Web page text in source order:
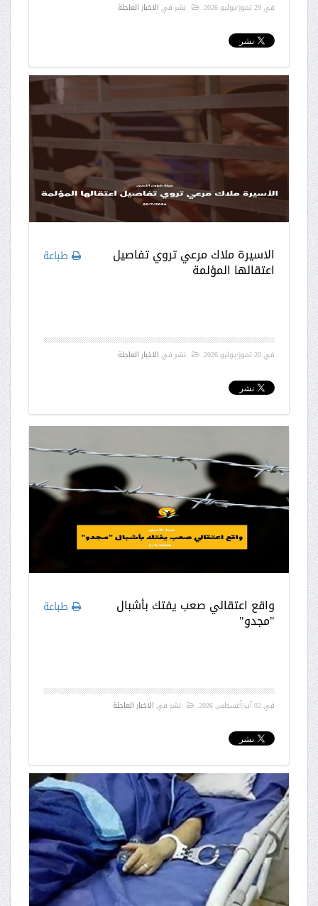
في29 تموز/يوليو 2026 . نشر في الاخبار العاجلة
طباعة الاسيرة ملاك مرعي تروي تفاصيل
اعتقالها المؤلمة
في20 تموز/يوليو 2026 . نشر في الاخبار العاجلة
طباعة واقع اعتقالي صعب يفتك بأشبال
"مجدو"
في02 آب/أغسطس 2026 . نشر في الاخبار العاجلة